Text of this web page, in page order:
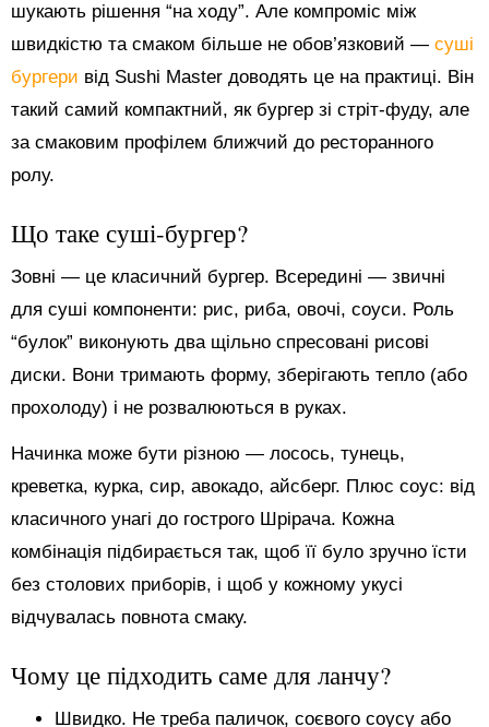
шукають рішення “на ходу”. Але компроміс між
швидкістю та смаком більше не обов’язковий — суші
бургери від Sushi Master доводять це на практиці. Він
такий самий компактний, як бургер зі стріт-фуду, але
за смаковим профілем ближчий до ресторанного
ролу.
Що таке суші-бургер?
Зовні — це класичний бургер. Всередині — звичні
для суші компоненти: рис, риба, овочі, соуси. Роль
“булок” виконують два щільно спресовані рисові
диски. Вони тримають форму, зберігають тепло (або
прохолоду) і не розвалюються в руках.
Начинка може бути різною — лосось, тунець,
креветка, курка, сир, авокадо, айсберг. Плюс соус: від
класичного унагі до гострого Шрірача. Кожна
комбінація підбирається так, щоб її було зручно їсти
без столових приборів, і щоб у кожному укусі
відчувалась повнота смаку.
Чому це підходить саме для ланчу?
Швидко. Не треба паличок, соєвого соусу або